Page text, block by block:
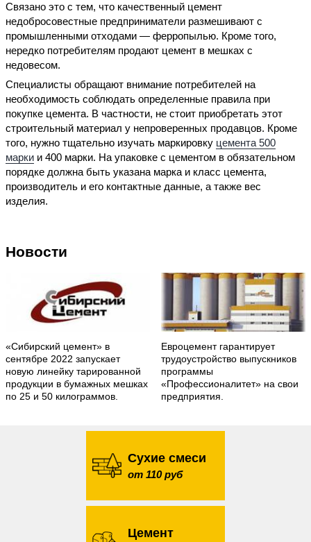
Связано это с тем, что качественный цемент
недобросовестные предприниматели размешивают с
промышленными отходами — ферропылью. Кроме того,
нередко потребителям продают цемент в мешках с
недовесом.
Специалисты обращают внимание потребителей на
необходимость соблюдать определенные правила при
покупке цемента. В частности, не стоит приобретать этот
строительный материал у непроверенных продавцов. Кроме
того, нужно тщательно изучать маркировку цемента 500
марки и 400 марки. На упаковке с цементом в обязательном
порядке должна быть указана марка и класс цемента,
производитель и его контактные данные, а также вес
изделия.
Новости
«Сибирский цемент» в
сентябре 2022 запускает
новую линейку тарированной
продукции в бумажных мешках
по 25 и 50 килограммов.
Евроцемент гарантирует
трудоустройство выпускников
программы
«Профессионалитет» на свои
предприятия.
Сухие смеси
от 110 руб
Цемент